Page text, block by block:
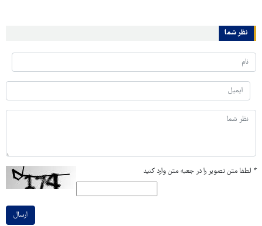
نظر شما
* لطفا متن تصویر را در جعبه متن وارد کنید
ارسال